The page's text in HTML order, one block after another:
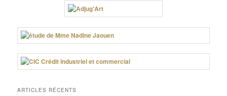
ARTICLES RÉCENTS